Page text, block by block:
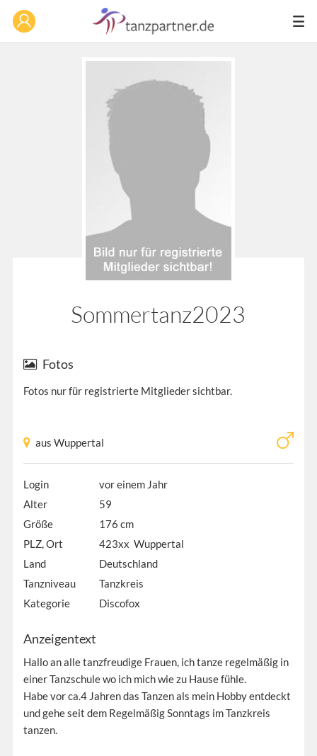
Sommertanz2023
Fotos
Fotos nur für registrierte Mitglieder sichtbar.
aus Wuppertal
Login
vor einem Jahr
Alter
59
Größe
176 cm
PLZ, Ort
423xx Wuppertal
Land
Deutschland
Tanzniveau
Tanzkreis
Kategorie
Discofox
Anzeigentext
Hallo an alle tanzfreudige Frauen, ich tanze regelmäßig in
einer Tanzschule wo ich mich wie zu Hause fühle.
Habe vor ca.4 Jahren das Tanzen als mein Hobby entdeckt
und gehe seit dem Regelmäßig Sonntags im Tanzkreis
tanzen.